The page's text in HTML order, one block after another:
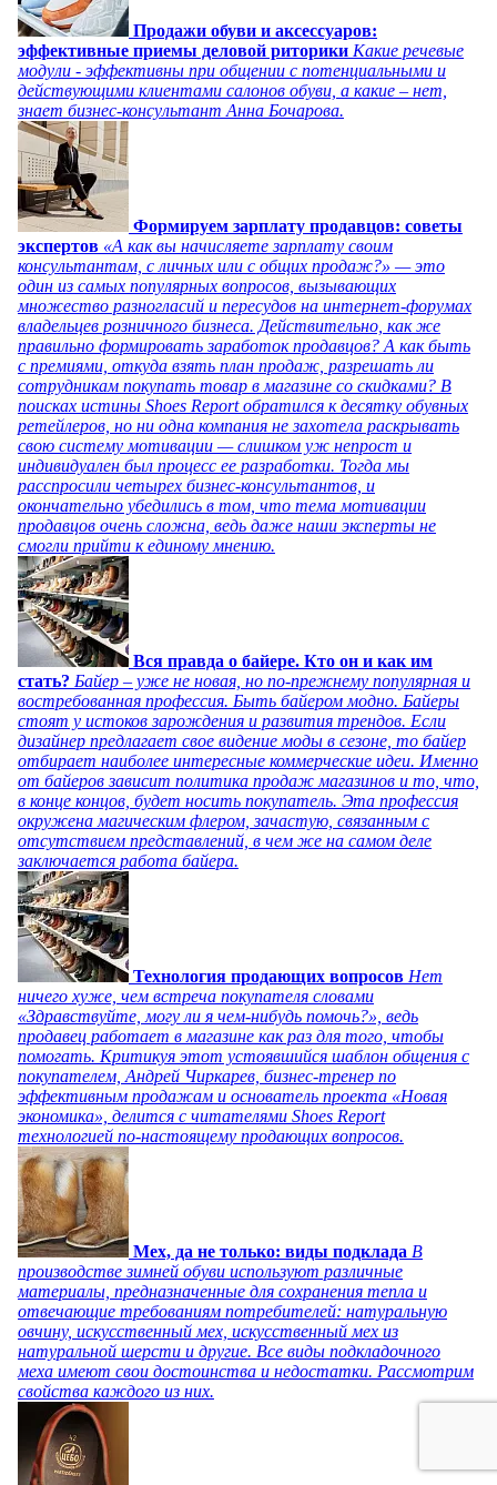
Продажи обуви и аксессуаров:
эффективные приемы деловой риторики Какие речевые
модули - эффективны при общении с потенциальными и
действующими клиентами салонов обуви, а какие – нет,
знает бизнес-консультант Анна Бочарова.
Формируем зарплату продавцов: советы
экспертов «А как вы начисляете зарплату своим
консультантам, с личных или с общих продаж?» — это
один из самых популярных вопросов, вызывающих
множество разногласий и пересудов на интернет-форумах
владельцев розничного бизнеса. Действительно, как же
правильно формировать заработок продавцов? А как быть
с премиями, откуда взять план продаж, разрешать ли
сотрудникам покупать товар в магазине со скидками? В
поисках истины Shoes Report обратился к десятку обувных
ретейлеров, но ни одна компания не захотела раскрывать
свою систему мотивации — слишком уж непрост и
индивидуален был процесс ее разработки. Тогда мы
расспросили четырех бизнес-консультантов, и
окончательно убедились в том, что тема мотивации
продавцов очень сложна, ведь даже наши эксперты не
смогли прийти к единому мнению.
Вся правда о байере. Кто он и как им
стать? Байер – уже не новая, но по-прежнему популярная и
востребованная профессия. Быть байером модно. Байеры
стоят у истоков зарождения и развития трендов. Если
дизайнер предлагает свое видение моды в сезоне, то байер
отбирает наиболее интересные коммерческие идеи. Именно
от байеров зависит политика продаж магазинов и то, что,
в конце концов, будет носить покупатель. Эта профессия
окружена магическим флером, зачастую, связанным с
отсутствием представлений, в чем же на самом деле
заключается работа байера.
Технология продающих вопросов Нет
ничего хуже, чем встреча покупателя словами
«Здравствуйте, могу ли я чем-нибудь помочь?», ведь
продавец работает в магазине как раз для того, чтобы
помогать. Критикуя этот устоявшийся шаблон общения с
покупателем, Андрей Чиркарев, бизнес-тренер по
эффективным продажам и основатель проекта «Новая
экономика», делится с читателями Shoes Report
технологией по-настоящему продающих вопросов.
Мех, да не только: виды подклада В
производстве зимней обуви используют различные
материалы, предназначенные для сохранения тепла и
отвечающие требованиям потребителей: натуральную
овчину, искусственный мех, искусственный мех из
натуральной шерсти и другие. Все виды подкладочного
меха имеют свои достоинства и недостатки. Рассмотрим
свойства каждого из них.